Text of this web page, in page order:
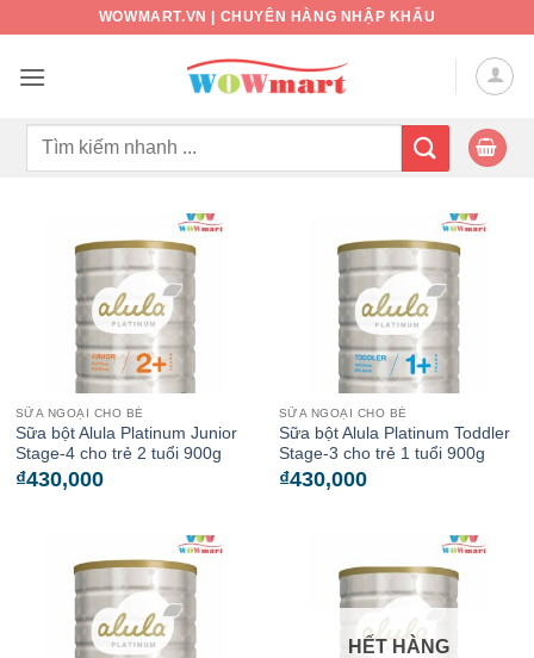
nội
WOWMART.VN | CHUYÊN HÀNG NHẬP KHẨU
Tìm
SỮA NGOẠI CHO BÉ
Sữa bột Alula Platinum Junior
Stage-4 cho trẻ 2 tuổi 900g
₫430,000
SỮA NGOẠI CHO BÉ
Sữa bột Alula Platinum Toddler
Stage-3 cho trẻ 1 tuổi 900g
₫430,000
HẾT HÀNG